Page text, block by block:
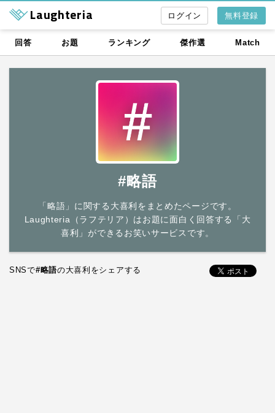
Laughteria 無料登録
回答 お題 ランキング 傑作選 Match
#略語
「略語」に関する大喜利をまとめたページです。
Laughteria（ラフテリア）はお題に面白く回答する「大
喜利」ができるお笑いサービスです。
SNSで#略語の大喜利をシェアする